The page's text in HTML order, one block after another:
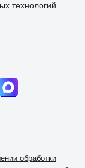
технологий
обработки